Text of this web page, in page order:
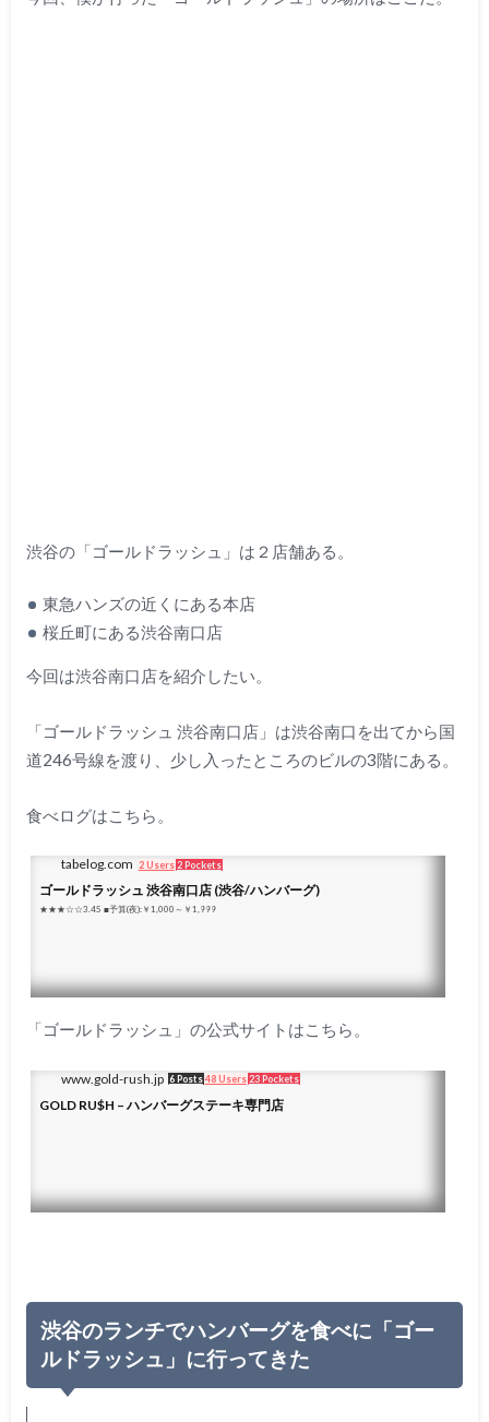
渋谷の「ゴールドラッシュ」は２店舗ある。
東急ハンズの近くにある本店
桜丘町にある渋谷南口店
今回は渋谷南口店を紹介したい。
「ゴールドラッシュ 渋谷南口店」は渋谷南口を出てから国
道246号線を渡り、少し入ったところのビルの3階にある。
食べログはこちら。
tabelog.com 2 Users 2 Pockets
ゴールドラッシュ 渋谷南口店 (渋谷/ハンバーグ)
★★★☆☆3.45 ■予算(夜):￥1,000～￥1,999
「ゴールドラッシュ」の公式サイトはこちら。
www.gold-rush.jp 6 Posts48 Users 23 Pockets
GOLD RU$H – ハンバーグステーキ専門店
渋谷のランチでハンバーグを食べに「ゴー
ルドラッシュ」に行ってきた